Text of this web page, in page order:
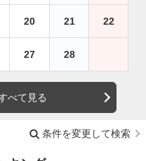
20 21 22
27 28
べて見る
条件を変更して検索